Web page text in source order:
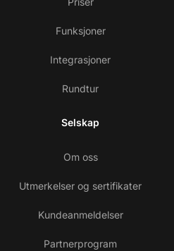
Funksjoner
Integrasjoner
Rundtur
Selskap
Om oss
Utmerkelser og sertifikater
Kundeanmeldelser
Partnerprogram